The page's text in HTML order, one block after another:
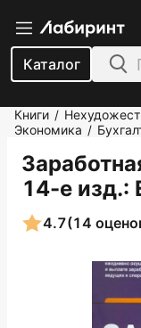
Каталог
Книги /
Экономика /
14-е изд.:
4.7(14